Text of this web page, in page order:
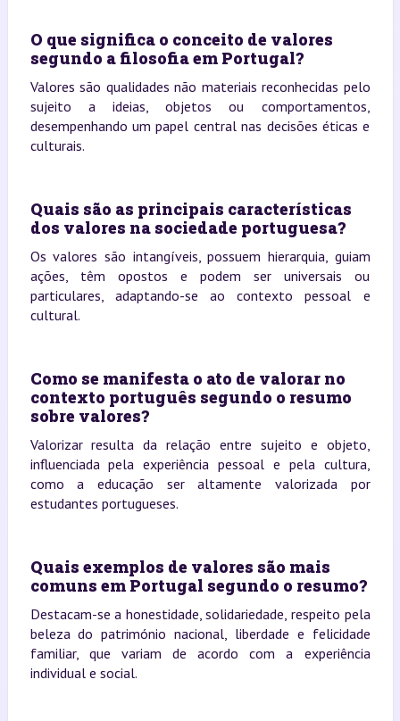
O que significa o conceito de valores
segundo a filosofia em Portugal?
Valores são qualidades não materiais reconhecidas pelo
sujeito a ideias, objetos ou comportamentos,
desempenhando um papel central nas decisões éticas e
culturais.
Quais são as principais características
dos valores na sociedade portuguesa?
Os valores são intangíveis, possuem hierarquia, guiam
ações, têm opostos e podem ser universais ou
particulares, adaptando-se ao contexto pessoal e
cultural.
Como se manifesta o ato de valorar no
contexto português segundo o resumo
sobre valores?
Valorizar resulta da relação entre sujeito e objeto,
influenciada pela experiência pessoal e pela cultura,
como a educação ser altamente valorizada por
estudantes portugueses.
Quais exemplos de valores são mais
comuns em Portugal segundo o resumo?
Destacam-se a honestidade, solidariedade, respeito pela
beleza do património nacional, liberdade e felicidade
familiar, que variam de acordo com a experiência
individual e social.